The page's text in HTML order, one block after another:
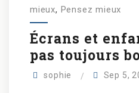
mieux, Pensez mieux
Écrans et
pas toujours
sophie Sep 5,